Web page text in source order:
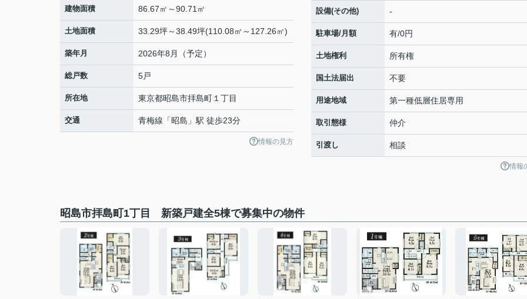
建物面積 86.67㎡～90.71㎡
土地面積 33.29坪～38.49坪(110.08㎡～127.26㎡)
築年月 2026年8月（予定）
総戸数 5戸
所在地 東京都昭島市拝島町 １丁目
交通 青梅線 「昭島 」駅 徒歩23分
情報の見方
設備(その他) -
駐車場/月額 有/0円
土地権利 所有権
国土法届出 不要
用途地域 第一種低層住居専用
取引態様 仲介
引渡し 相談
情報
昭島市拝島町1丁目 新築戸建全5棟で募集中の物件